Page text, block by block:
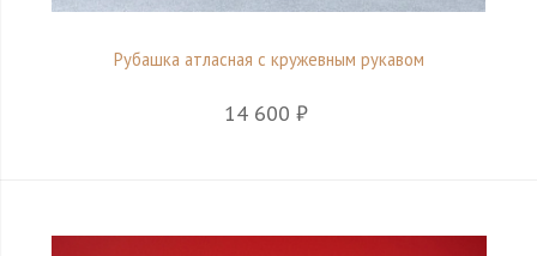
Рубашка атласная с кружевным рукавом
14 600 ₽